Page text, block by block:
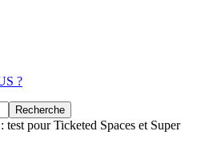
?
test pour Ticketed Spaces et Super